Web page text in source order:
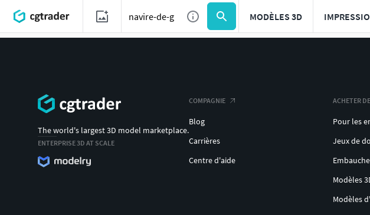
MODÈLES 3D
The world's largest 3D model marketplace.
ENTERPRISE 3D AT SCALE
COMPAGNIE
Blog
Carrières
Centre d'aide
ACHETER
Pour les
Jeux de
Modèles
Modèles